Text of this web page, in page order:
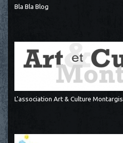
Bla Bla Blog
L'association Art & Culture Montargis